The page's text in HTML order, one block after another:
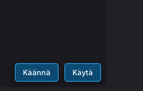
Käännä Käytä